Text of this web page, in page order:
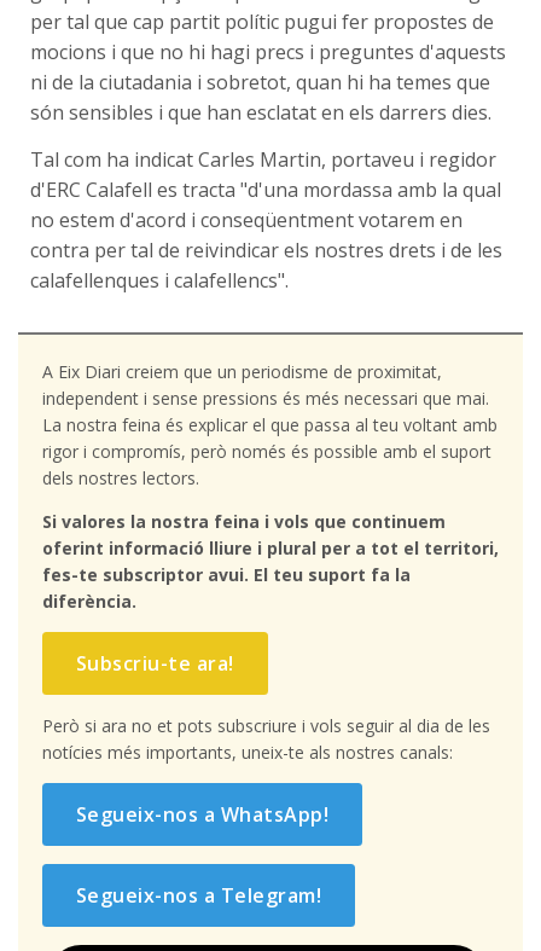
per tal que cap partit polític pugui fer propostes de
mocions i que no hi hagi precs i preguntes d'aquests
ni de la ciutadania i sobretot, quan hi ha temes que
són sensibles i que han esclatat en els darrers dies.
Tal com ha indicat Carles Martin, portaveu i regidor
d'ERC Calafell es tracta "d'una mordassa amb la qual
no estem d'acord i conseqüentment votarem en
contra per tal de reivindicar els nostres drets i de les
calafellenques i calafellencs".
A Eix Diari creiem que un periodisme de proximitat,
independent i sense pressions és més necessari que mai.
La nostra feina és explicar el que passa al teu voltant amb
rigor i compromís, però només és possible amb el suport
dels nostres lectors.
Si valores la nostra feina i vols que continuem
oferint informació lliure i plural per a tot el territori,
fes-te subscriptor avui. El teu suport fa la
diferència.
Subscriu-te ara!
Però si ara no et pots subscriure i vols seguir al dia de les
notícies més importants, uneix-te als nostres canals:
Segueix-nos a WhatsApp!
Segueix-nos a Telegram!